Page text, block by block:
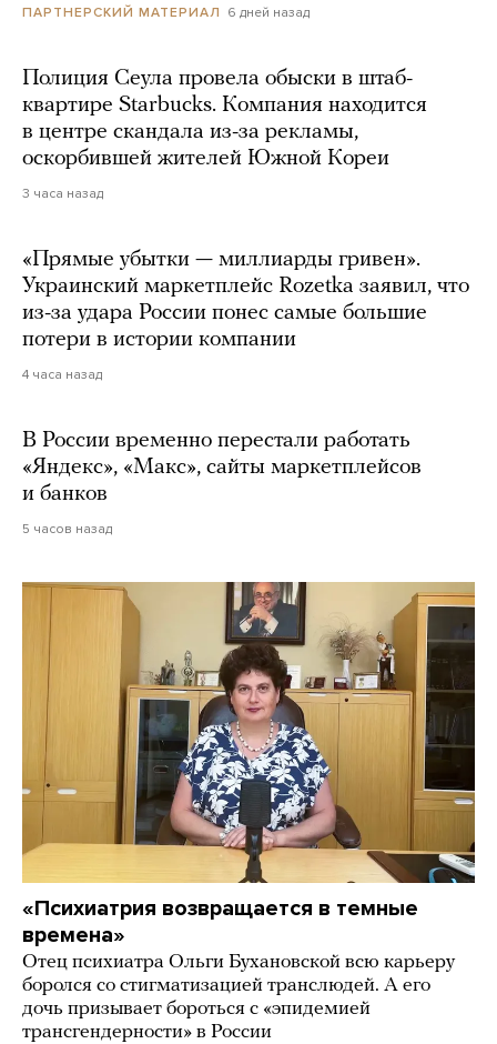
ПАРТНЕРСКИЙ МАТЕРИАЛ 6 дней назад
Полиция Сеула провела обыски в штаб-
квартире Starbucks. Компания находится
в центре скандала из-за рекламы,
оскорбившей жителей Южной Кореи
3 часа назад
«Прямые убытки — миллиарды гривен».
Украинский маркетплейс Rozetka заявил, что
из-за удара России понес самые большие
потери в истории компании
4 часа назад
В России временно перестали работать
«Яндекс», «Макс», сайты маркетплейсов
и банков
5 часов назад
«Психиатрия возвращается в темные
времена»
Отец психиатра Ольги Бухановской всю карьеру
боролся со стигматизацией транслюдей. А его
дочь призывает бороться с «эпидемией
трансгендерности» в России